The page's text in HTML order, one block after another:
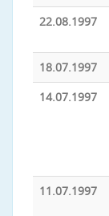
22.08.1997
18.07.1997
14.07.1997
11.07.1997